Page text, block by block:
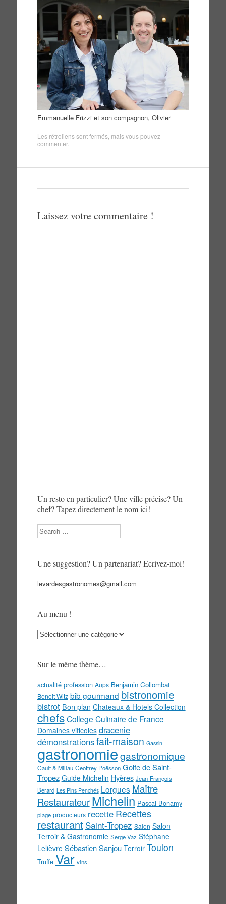
Emmanuelle Frizzi et son compagnon, Olivier
Les rétroliens sont fermés, mais vous pouvez
commenter.
Laissez votre commentaire !
Un resto en particulier? Une ville précise? Un
chef? Tapez directement le nom ici!
Search
Une suggestion? Un partenariat? Ecrivez-moi!
levardesgastronomes@gmail.com
Au menu !
Au
Sur le même thème…
actualité profession Aups Benjamin Collombat
Benoit Witz bib gourmand bistronomie
bistrot Bon plan Chateaux & Hotels Collection
chefs College Culinaire de France
Domaines viticoles dracenie
démonstrationsfait-maison Gassin
gastronomiegastronomique
Gault & Millau Geoffrey Poësson Golfe de Saint-
Tropez Guide Michelin Hyères Jean-François
Bérard Les Pins Penchés Lorgues Maître
Restaurateur Michelin Pascal Bonamy
plage producteurs recette Recettes
restaurant Saint-Tropez Salon Salon
Terroir & Gastronomie Serge Vaz Stéphane
Lelièvre Sébastien Sanjou Terroir Toulon
Truffe Var vins